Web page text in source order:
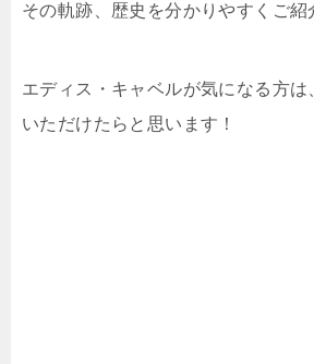
その軌跡、歴史 を分かりやすくご紹
エディス・キャベルが気になる方は
いただけたらと思います！